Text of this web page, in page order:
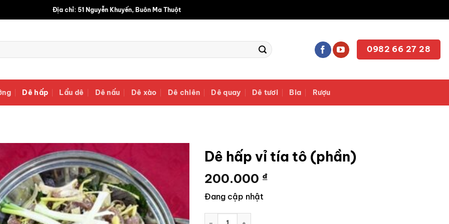
Địa chỉ: 51 Nguyễn Khuyến, Buôn Ma Thuột
0982 66 27 28
Dê hấp Lẩu dê Dê nấu Dê xào Dê chiên Dê quay Dê tươi Bia Rượu
Dê hấp vỉ tía tô (phần)
200.000 ₫
Đang cập nhật
Dê hấp vỉ tía tô (phần) số lượng